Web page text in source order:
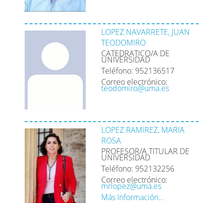
LOPEZ NAVARRETE, JUAN
TEODOMIRO
CATEDRATICO/A DE
UNIVERSIDAD
Teléfono: 952136517
Correo electrónico:
teodomiro@uma.es
LOPEZ RAMIREZ, MARIA
ROSA
PROFESOR/A TITULAR DE
UNIVERSIDAD
Teléfono: 952132256
Correo electrónico:
mrlopez@uma.es
Más Información...